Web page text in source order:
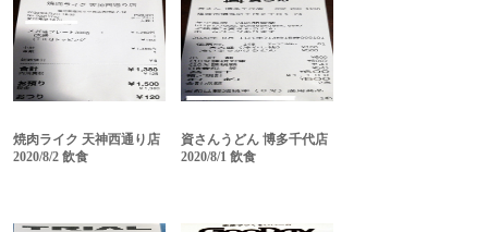
焼肉ライク 天神西通り店
2020/8/2 飲食
資さんうどん 博多千代店
2020/8/1 飲食